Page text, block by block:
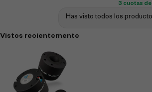
3 cuotas de
Has visto todos los
Vistos recientemente